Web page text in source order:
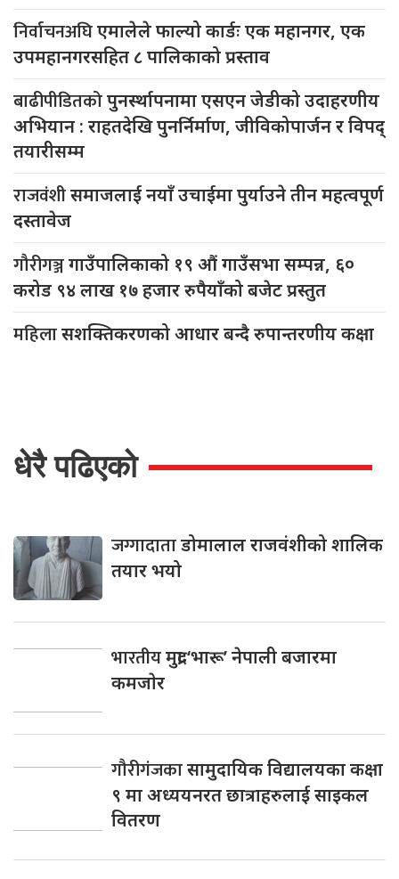
निर्वाचनअघिएमालेले फाल्यो कार्डः एक महानगर, एक
उपमहानगरसहित ८ पालिकाको प्रस्ताव
बाढीपीडितकोपुनर्स्थापनामा एसएन जेडीको उदाहरणीय
अभियान : राहतदेखि पुनर्निर्माण, जीविकोपार्जन र विपद्
तयारीसम्म
राजवंशीसमाजलाई नयाँ उचाईमा पुर्याउने तीन महत्वपूर्ण
दस्तावेज
गौरीगञ्जगाउँपालिकाको १९ औं गाउँसभा सम्पन्न, ६०
करोड ९४ लाख १७ हजार रुपैयाँको बजेट प्रस्तुत
महिलासशक्तिकरणको आधार बन्दै रुपान्तरणीय कक्षा
धेरै पढिएको
जग्गादाताडोमालाल राजवंशीको शालिक
तयार भयो
भारतीयमुद्रा ‘भारू’ नेपाली बजारमा
कमजाेर
गौरीगंजकासामुदायिक विद्यालयका कक्षा
९ मा अध्ययनरत छात्राहरुलाई साइकल
वितरण